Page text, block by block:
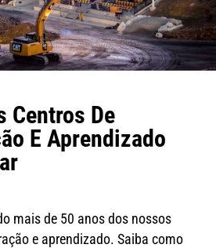
Centros De
E Aprendizado
mais de 50 anos dos nossos
e aprendizado. Saiba como